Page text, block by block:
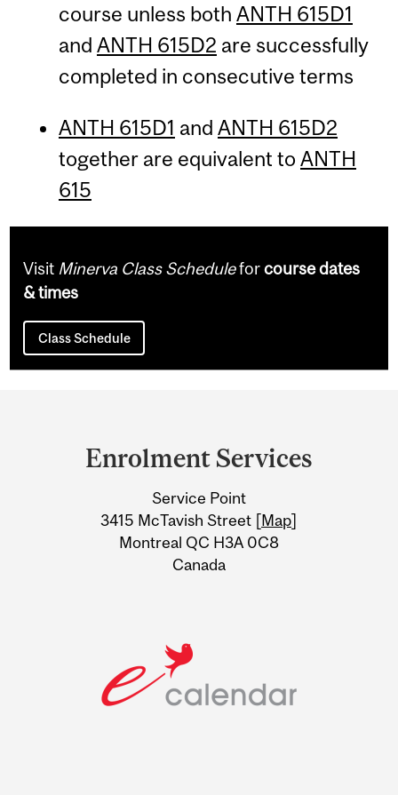
course unless both ANTH 615D1
and ANTH 615D2 are successfully
completed in consecutive terms
ANTH 615D1 and ANTH 615D2
together are equivalent to ANTH
615
Visit Minerva Class Scheduleforcourse dates
& times
Class Schedule
Information
Enrolment Services
Service Point
3415 McTavish Street [Map]
Montreal QC H3A 0C8
Canada